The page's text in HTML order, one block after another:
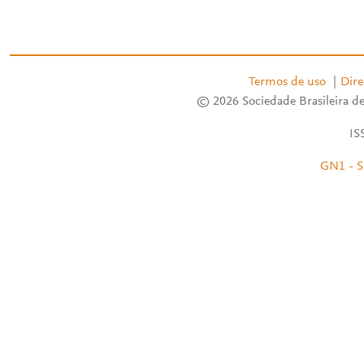
Termos de uso
© 2026 Sociedade Brasileira
GN1 -